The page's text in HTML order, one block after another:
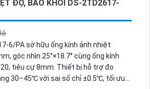
ĐỘ, BÁO KHÓI DS-2TD2617-
6/PA sở hữu ống kính ảnh nhiệt
góc nhìn 25°×18.7° cùng ống kính
tiêu cự 8mm. Thiết bị hỗ trợ đo
30–45℃ với sai số chỉ ±0.5℃, tối ưu